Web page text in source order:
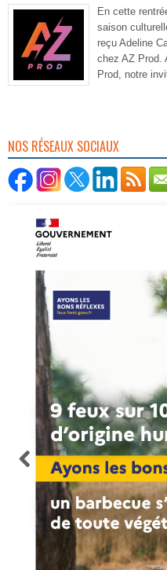
En cette
saison
reçu Adeline
chez AZ Prod.
Prod, notre
NOS RÉSEAUX SOCIAUX